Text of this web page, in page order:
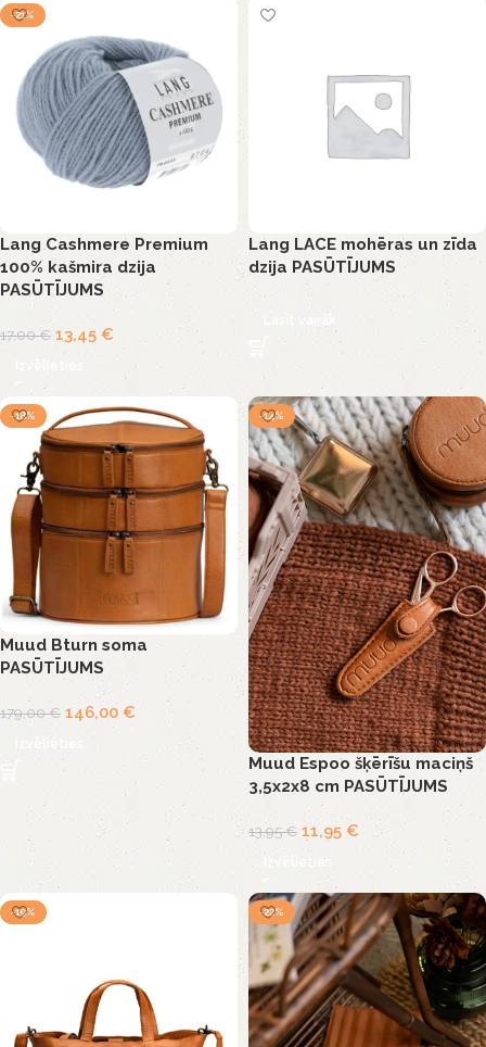
-21%
Lang Cashmere Premium
100% kašmira dzija
PASŪTĪJUMS
17,00€ 13,45 €
Izvēlieties
Lang LACE mohēras un zīda
dzija PASŪTĪJUMS
Lasīt vairāk
-18%
Muud Bturn soma
PASŪTĪJUMS
179,00€ 146,00 €
Izvēlieties
-14%
Muud Espoo šķērīšu maciņš
3,5x2x8 cm PASŪTĪJUMS
13,95€ 11,95 €
Izvēlieties
-19% -22%